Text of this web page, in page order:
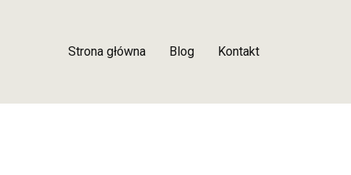
Strona główna Blog Kontakt